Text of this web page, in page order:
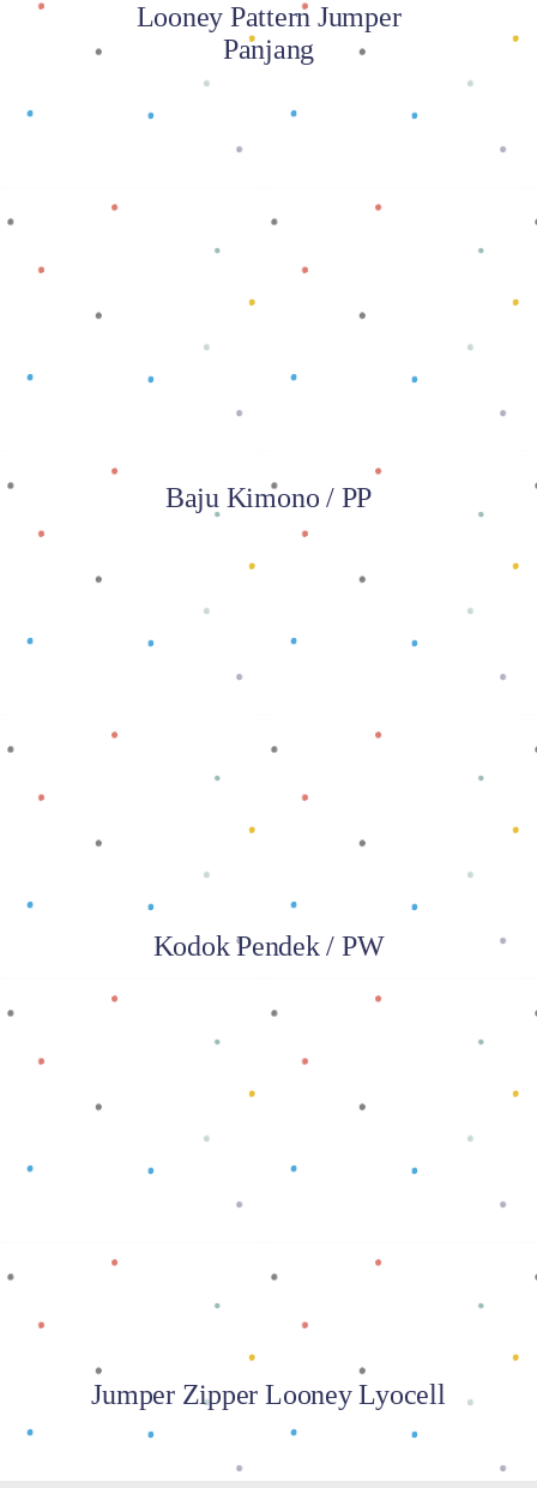
Looney Pattern Jumper
Panjang
Baca selengkapnya
Baju Kimono / PP
Kodok Pendek / PW
Baca selengkapnya
Jumper Zipper Looney Lyocell